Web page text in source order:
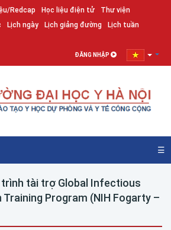
Redcap Học liệu điện tử
Thư viện
Lịch ngày Lịch giảng đường
Lịch tuần
ĐĂNG NHẬP
☰
tài trợ Global Infectious
Training Program (NIH Fogarty –